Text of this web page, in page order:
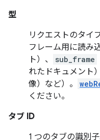
型
リクエストのタイ
フレーム用に読み
ト）、
sub_frame
れたドキュメント）
像）など）。
ください。
タブ ID
1 つのタブの識別子